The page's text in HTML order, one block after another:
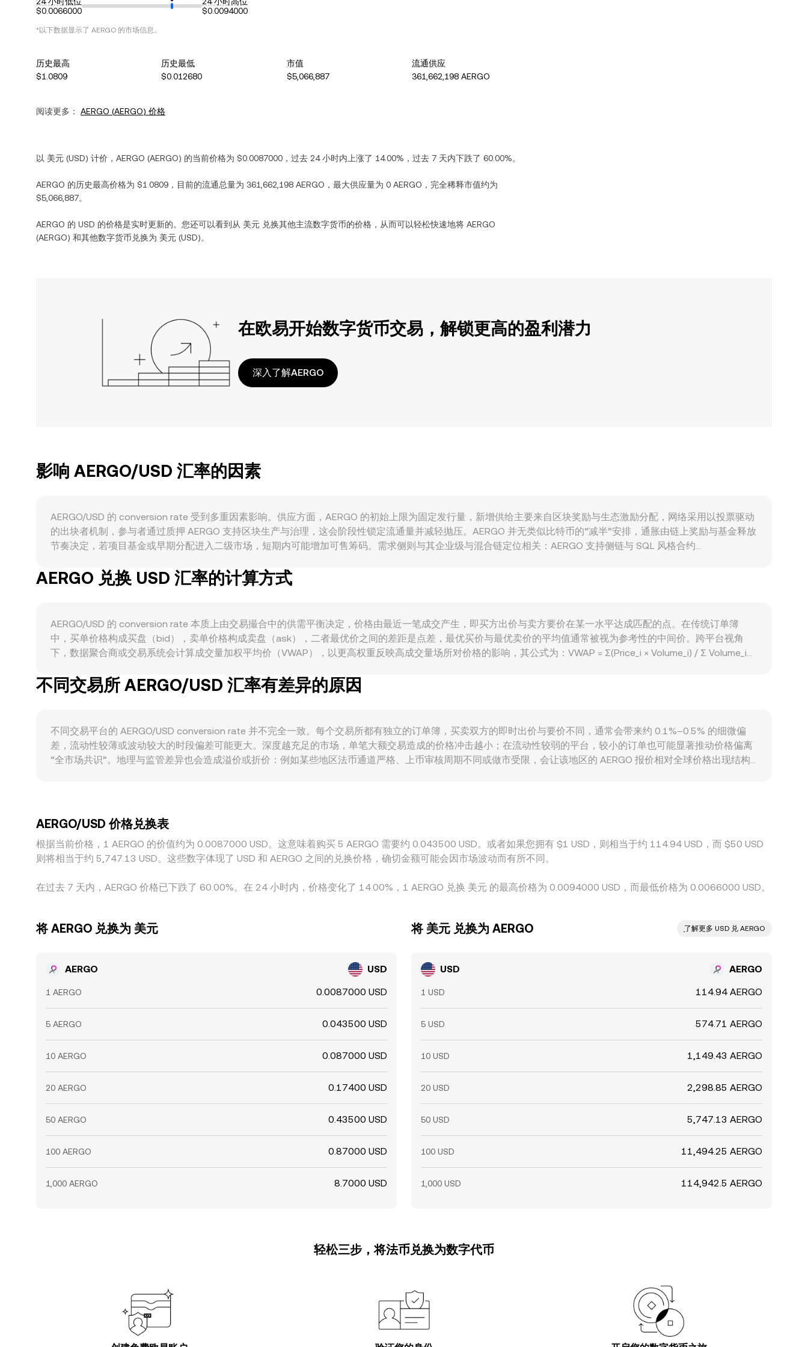
$0.0066000
$0.0094000
*以下数据显示了 AERGO 的市场信息。
历史最高
$1.0809
历史最低
$0.012680
市值
$5,066,887
流通供应
361,662,198 AERGO
阅读更多： AERGO (AERGO) 价格
以 美元 (USD) 计价， AERGO (AERGO) 的当前价格为 $0.0087000 ，过去 24 小时内 上涨了 14.00% ，过去 7 天内下跌了 60.00%。
AERGO 的历史最高价格为 $1.0809 ，目前的流通总量为 361,662,198 AERGO ，最大供应量为 0 AERGO ，完全稀释市值约为
$5,066,887。
AERGO 的 USD 的价格是实时更新的。您还可以看到从 美元 兑换其他主流数字货币的价格，从而可以轻松快速地将 AERGO
(AERGO) 和其他数字货币兑换为 美元 (USD)。
在欧易开始数字货币交易，解锁更高的盈利潜力
深入了解AERGO
影响 AERGO/USD 汇率的因素
AERGO/USD 的 conversion rate 受到多重因素影响。供应方面，AERGO 的初始上限为固定发行量，新增供给主要来自区块奖励与生态激励分配，网络采用以投票驱动
的出块者机制，参与者通过质押 AERGO 支持区块生产与治理，这会阶段性锁定流通量并减轻抛压。AERGO 并无类似比特币的“减半”安排，通胀由链上奖励与基金释放
节奏决定，若项目基金或早期分配进入二级市场，短期内可能增加可售筹码。需求侧则与其企业级与混合链定位相关：AERGO 支持侧链与 SQL 风格合约
的商业落地、开发者活跃度、桥接到以太坊生态的跨链资产使用，也会对需求形成支撑。宏观层面，AERGO 对比特币方向性变化具有较高相关性，广泛的风险偏好转
变、美元走强或利率上行通常压制加密资产表现，而美元走弱与流动性宽松则往往提升投机性买盘，从而影响 AERGO/USD 的短期波动。监管事件同样重要：美国对代
的定价。技术层面上，若 AERGO 在主流平台存在永续合约，资金费率偏离会引导现货与合约间的套利来回拉扯；大型地址的链上转账与集中入所通常带来情绪化波
动；期权市场若流动性有限，集中到期的持仓分布仍可能在特定价格区间引发Gamma相关波动。此外，若做市商库存或流动性提供者在流动性低迷时缩减深度，
AERGO/USD 的短时滑点与波动也会放大。
AERGO 兑换 USD 汇率的计算方式
AERGO/USD 的 conversion rate 本质上由交易撮合中的供需平衡决定，价格由最近一笔成交产生，即买方出价与卖方要价在某一水平达成匹配的点。在传统订单簿
中，买单价格构成买盘（bid），卖单价格构成卖盘（ask），二者最优价之间的差距是点差，最优买价与最优卖价的平均值通常被视为参考性的中间价。跨平台视角
下，数据聚合商或交易系统会计算成交量加权平均价（VWAP），以更高权重反映高成交量场所对价格的影响，其公式为：VWAP = Σ(Price_i × Volume_i) / Σ Volume_i。
conversion rate。在去中心化交易场景中，AERGO 常以 ERC-20 形态出现在以太坊等网络的 AMM 池（如 AERGO/USDT 或 AERGO/ETH）。这类池采用恒定乘积做市
公式 x × y = k，其中 x 与 y 为两种资产的池内储备量，价格可近似表示为 y/x。当有大额买入或卖出改变池中两资产的相对储备时，价格会沿着曲线滑动，进而影响聚合
不同交易所 AERGO/USD 汇率有差异的原因
不同交易平台的 AERGO/USD conversion rate 并不完全一致。每个交易所都有独立的订单簿，买卖双方的即时出价与要价不同，通常会带来约 0.1%–0.5% 的细微偏
差，流动性较薄或波动较大的时段偏差可能更大。深度越充足的市场，单笔大额交易造成的价格冲击越小；在流动性较弱的平台，较小的订单也可能显著推动价格偏离
“全市场共识”。地理与监管差异也会造成溢价或折价：例如某些地区法币通道严格、上币审核周期不同或做市受限，会让该地区的 AERGO 报价相对全球价格出现结构
AERGO/USD 价格兑换表
根据当前价格，1 AERGO 的价值约为 0.0087000 USD。这意味着购买 5 AERGO 需要约 0.043500 USD。或者如果您拥有 $1 USD，则相当于约 114.94 USD，而 $50 USD
则将相当于约 5,747.13 USD。这些数字体现了 USD 和 AERGO 之间的兑换价格，确切金额可能会因市场波动而有所不同。
在过去 7 天内，AERGO 价格已下跌了 60.00%。在 24 小时内，价格变化了 14.00%，1 AERGO 兑换 美元 的最高价格为 0.0094000 USD，而最低价格为 0.0066000 USD。
将 AERGO 兑换为 美元
AERGO USD
1 AERGO 0.0087000 USD
5 AERGO 0.043500 USD
10 AERGO 0.087000 USD
20 AERGO 0.17400 USD
50 AERGO 0.43500 USD
100 AERGO 0.87000 USD
1,000 AERGO 8.7000 USD
将 美元 兑换为 AERGO ִִִִִִִִִִִִִִִִִִִִִִִִִִִִִִִִִִִִִִִִִִִִִִִ了解更多 USD 兑 AERGO
USD AERGO
1 USD 114.94 AERGO
5 USD 574.71 AERGO
10 USD 1,149.43 AERGO
20 USD 2,298.85 AERGO
50 USD 5,747.13 AERGO
100 USD 11,494.25 AERGO
1,000 USD 114,942.5 AERGO
轻松三步，将法币兑换为数字代币